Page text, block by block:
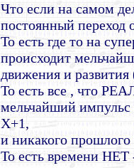
Что если на самом
постоянный переход
То есть где то на
происходит
движения и
То есть все , что
мельчайший
X+1,
и никакого
То есть времени НЕТ